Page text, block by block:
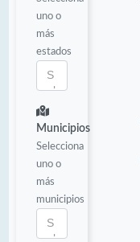
uno o
más
estados
Municipios
Selecciona
uno o
más
municipios